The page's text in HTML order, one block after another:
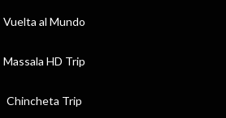
Vuelta al Mundo
Massala HD Trip
Chincheta Trip